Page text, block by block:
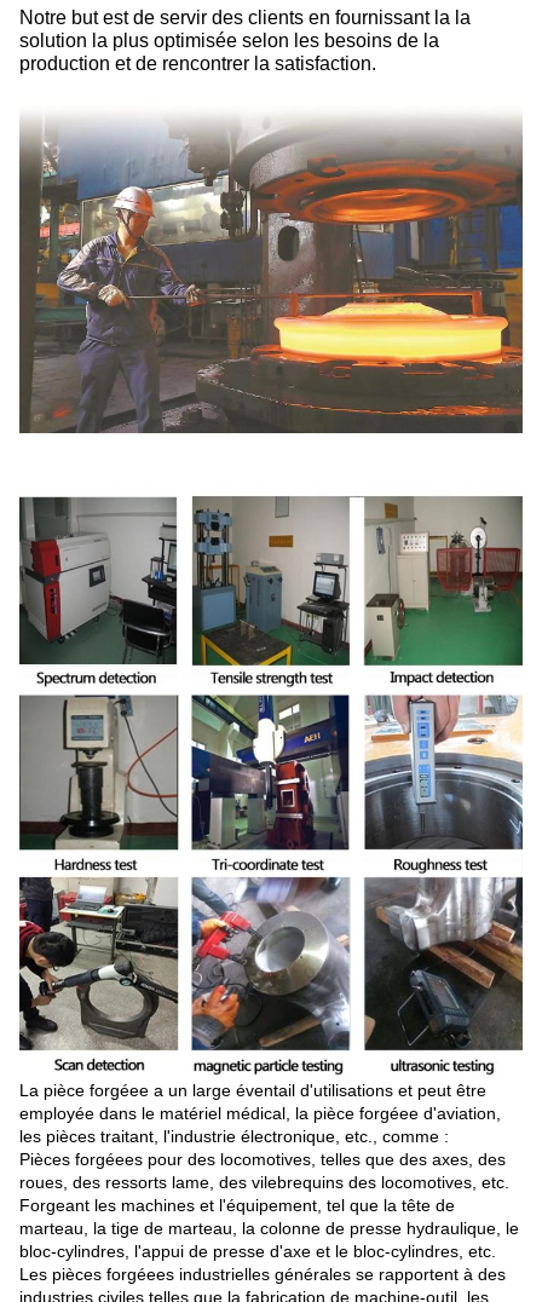
Notre but est de servir des clients en fournissant la la
solution la plus optimisée selon les besoins de la
production et de rencontrer la satisfaction.
La pièce forgéee a un large éventail d'utilisations et peut être
employée dans le matériel médical, la pièce forgéee d'aviation,
les pièces traitant, l'industrie électronique, etc., comme :
Pièces forgéees pour des locomotives, telles que des axes, des
roues, des ressorts lame, des vilebrequins des locomotives, etc.
Forgeant les machines et l'équipement, tel que la tête de
marteau, la tige de marteau, la colonne de presse hydraulique, le
bloc-cylindres, l'appui de presse d'axe et le bloc-cylindres, etc.
Les pièces forgéees industrielles générales se rapportent à des
industries civiles telles que la fabrication de machine-outil, les